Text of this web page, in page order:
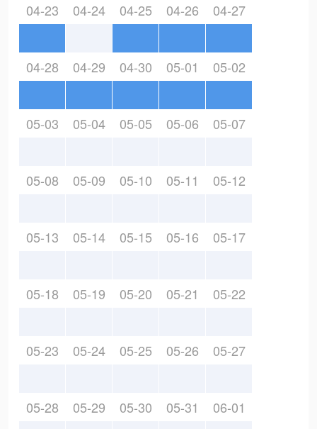
04-23 04-24 04-25 04-26 04-27
04-28 04-29 04-30 05-01 05-02
05-03 05-04 05-05 05-06 05-07
05-08 05-09 05-10 05-11 05-12
05-13 05-14 05-15 05-16 05-17
05-18 05-19 05-20 05-21 05-22
05-23 05-24 05-25 05-26 05-27
05-28 05-29 05-30 05-31 06-01